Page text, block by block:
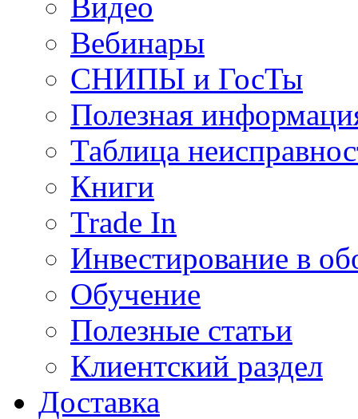
Вебинары
СНИПЫ и ГосТы
Полезная
Таблица
Книги
Trade In
Инвестирование в
Обучение
Полезные статьи
Клиентский раздел
Доставка